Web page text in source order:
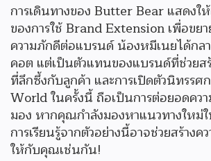
การเดินทางของ Butter Bear แสดง
ของการใช้ Brand Extension เพื่อขยา
ความภักดีต่อแบรนด์ น้องหมีเนยได้กล
คอต แต่เป็นตัวแทนของแบรนด์ที่ช่วยสร้
ที่ลึกซึ้งกับลูกค้า และการเปิดตัวนิทรรศ
World ในครั้งนี้ ถือเป็นการต่อยอดคว
มอง หากคุณกำลังมองหาแนวทางใหม่
การเรียนรู้จากตัวอย่างนี้อาจช่วยสร้างค
ให้กับคุณเช่นกัน!